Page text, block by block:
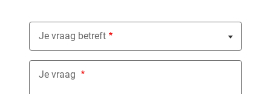
Je vraag betreft
Nothing selected
Je vraag